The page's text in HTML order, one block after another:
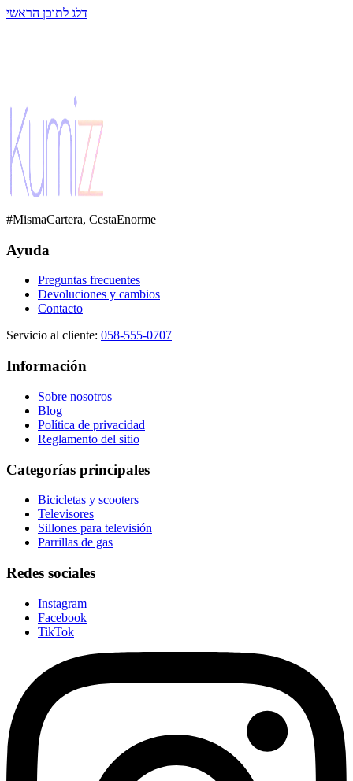
דלג לתוכן הראשי
#MismaCartera, CestaEnorme
Ayuda
Preguntas frecuentes
Devoluciones y cambios
Contacto
Servicio al cliente: 058-555-0707
Información
Sobre nosotros
Blog
Política de privacidad
Reglamento del sitio
Categorías principales
Bicicletas y scooters
Televisores
Sillones para televisión
Parrillas de gas
Redes sociales
Instagram
Facebook
TikTok